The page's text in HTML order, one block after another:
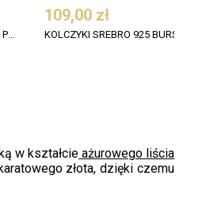
PIERŚCIONEK SREBRO 925 BURSZTYN PLASTER MULTIKOLOR
109,00 zł
w kształcie ażurowego liścia
złota, dzięki czemu